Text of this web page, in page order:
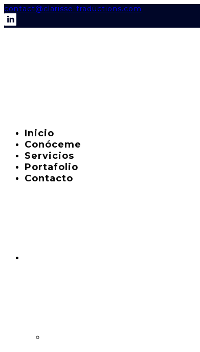
contact@clarisse-traductions.com
Inicio
Conóceme
Servicios
Portafolio
Contacto